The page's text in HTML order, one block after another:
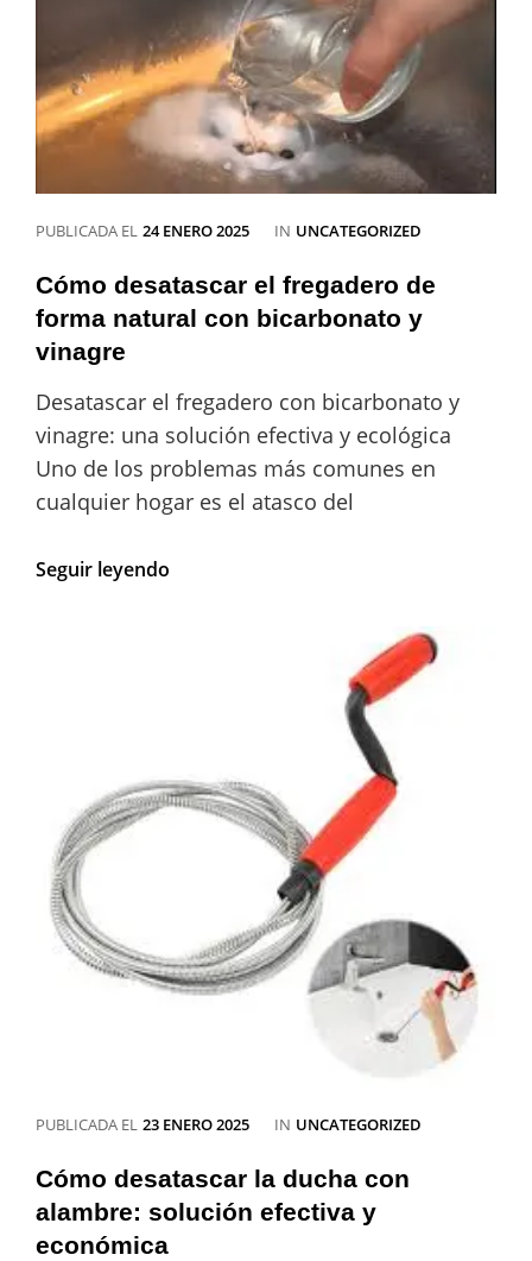
Consejos
útiles
PUBLICADA EL 24 ENERO 2025 IN CATEGORÍAS
UNCATEGORIZED
Cómo desatascar el fregadero de
forma natural con bicarbonato y
vinagre
Desatascar el fregadero con bicarbonato y
vinagre: una solución efectiva y ecológica
Uno de los problemas más comunes en
cualquier hogar es el atasco del
Seguir leyendo
y
vinagre
PUBLICADA EL 23 ENERO 2025 IN CATEGORÍAS
UNCATEGORIZED
Cómo desatascar la ducha con
alambre: solución efectiva y
económica